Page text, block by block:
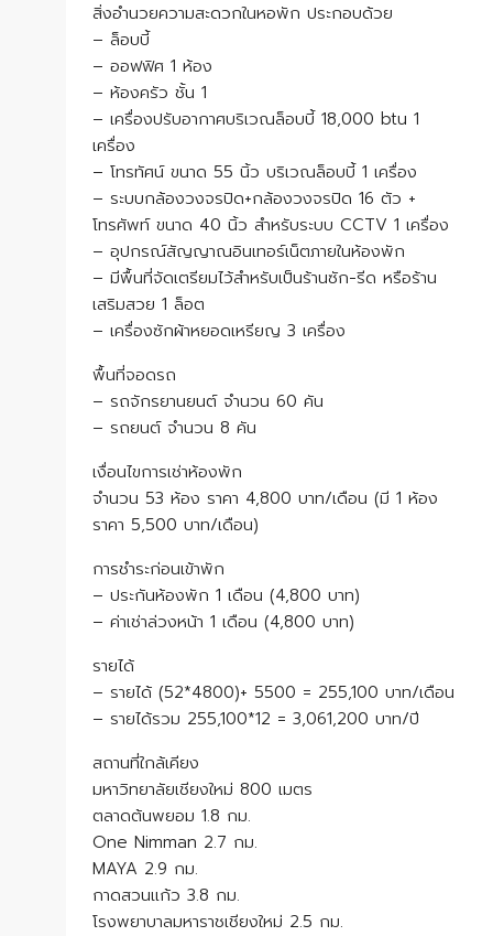
สิ่งอำนวยความสะดวกในหอพัก ประกอบด้วย
– ล็อบบี้
– ออฟฟิศ 1 ห้อง
– ห้องครัว ชั้น 1
– เครื่องปรับอากาศบริเวณล็อบบี้ 18,000 btu 1
เครื่อง
– โทรทัศน์ ขนาด 55 นิ้ว บริเวณล็อบบี้ 1 เครื่อง
– ระบบกล้องวงจรปิด+กล้องวงจรปิด 16 ตัว +
โทรศัพท์ ขนาด 40 นิ้ว สำหรับระบบ CCTV 1 เครื่อง
– อุปกรณ์สัญญาณอินเทอร์เน็ตภายในห้องพัก
– มีพื้นที่จัดเตรียมไว้สำหรับเป็นร้านซัก-รีด หรือร้าน
เสริมสวย 1 ล็อต
– เครื่องซักผ้าหยอดเหรียญ 3 เครื่อง
พื้นที่จอดรถ
– รถจักรยานยนต์ จำนวน 60 คัน
– รถยนต์ จำนวน 8 คัน
เงื่อนไขการเช่าห้องพัก
จำนวน 53 ห้อง ราคา 4,800 บาท/เดือน (มี 1 ห้อง
ราคา 5,500 บาท/เดือน)
การชำระก่อนเข้าพัก
– ประกันห้องพัก 1 เดือน (4,800 บาท)
– ค่าเช่าล่วงหน้า 1 เดือน (4,800 บาท)
รายได้
– รายได้ (52*4800)+ 5500 = 255,100 บาท/เดือน
– รายได้รวม 255,100*12 = 3,061,200 บาท/ปี
สถานที่ใกล้เคียง
มหาวิทยาลัยเชียงใหม่ 800 เมตร
ตลาดต้นพยอม 1.8 กม.
One Nimman 2.7 กม.
MAYA 2.9 กม.
กาดสวนแก้ว 3.8 กม.
โรงพยาบาลมหาราชเชียงใหม่ 2.5 กม.